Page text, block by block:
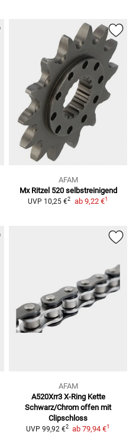
AFAM
Mx Ritzel 520 selbstreinigend
UVP 10,25 €2 ab 9,22 €1
AFAM
A520Xrr3 X-Ring Kette
Schwarz/Chrom offen mit
Clipschloss
UVP 99,92 €2 ab 79,94 €1